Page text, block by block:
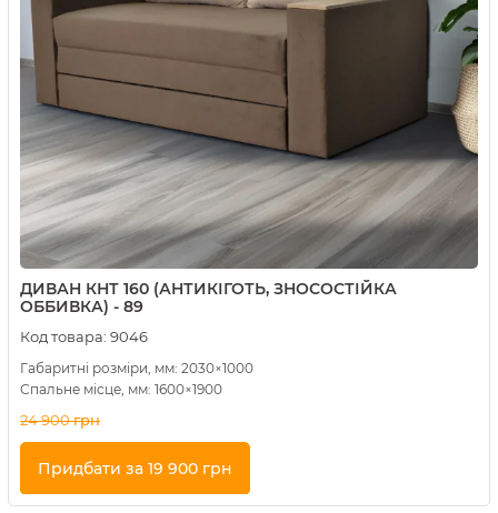
ДИВАН КНТ 160 (АНТИКІГОТЬ, ЗНОСОСТІЙКА
ОББИВКА) - 89
Код товара: 9046
Габаритні розміри, мм: 2030×1000
Спальне місце, мм: 1600×1900
24 900грн
Придбати за 19 900 грн